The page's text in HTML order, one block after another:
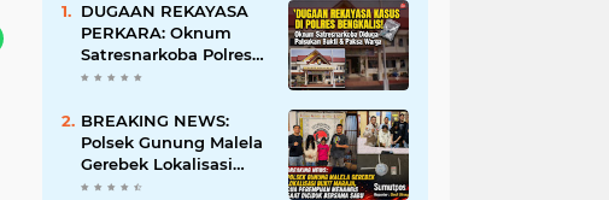
DUGAAN REKAYASA
PERKARA: Oknum
Satresnarkoba Polres
Bengkalis Diduga
Hingga Paksa Warga
Hadir di TKP
BREAKING NEWS:
Polsek Gunung Malela
Gerebek Lokalisasi
Bukit Maraja, Dua